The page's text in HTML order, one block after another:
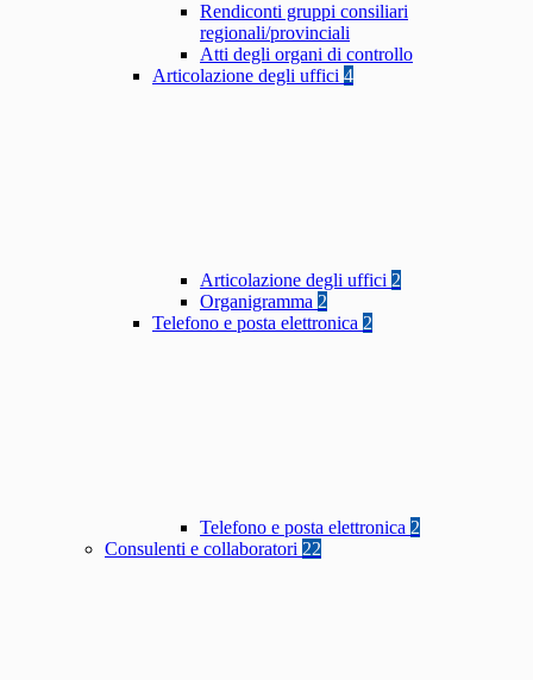
Rendiconti gruppi consiliari
regionali/provinciali
Atti degli organi di controllo
Articolazione degli uffici 4
Articolazione degli uffici 2
Organigramma 2
Telefono e posta elettronica 2
Telefono e posta elettronica 2
Consulenti e collaboratori 22